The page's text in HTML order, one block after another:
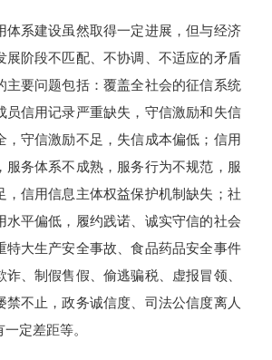
系建设虽然取得一定进展，但与经济
展阶段不匹配、不协调、不适应的矛盾
主要问题包括：覆盖全社会的征信系统
员信用记录严重缺失，守信激励和失信
，守信激励不足，失信成本偏低；信用
服务体系不成熟，服务行为不规范，服
，信用信息主体权益保护机制缺失；社
水平偏低，履约践诺、诚实守信的社会
特大生产安全事故、食品药品安全事件
诈、制假售假、偷逃骗税、虚报冒领、
禁不止，政务诚信度、司法公信度离人
一定差距等。